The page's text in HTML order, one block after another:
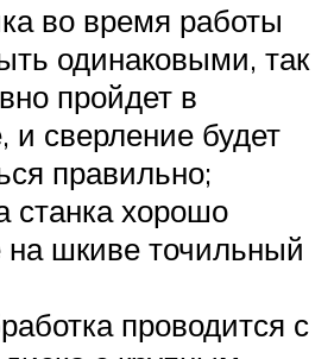
во время работы
одинаковыми, так
пройдет в
и сверление будет
правильно;
станка хорошо
на шкиве точильный
проводится с